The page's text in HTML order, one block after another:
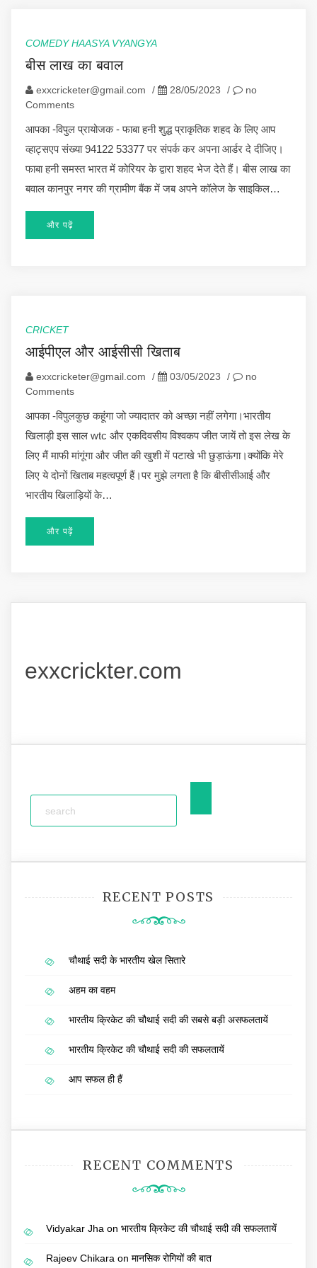
COMEDY HAASYA VYANGYA
बीस लाख का बवाल
exxcricketer@gmail.com / 28/05/2023 /
no
Comments
आपका -विपुल प्रायोजक - फाबा हनी शुद्ध प्राकृतिक शहद के लिए आप
व्हाट्सएप संख्या 94122 53377 पर संपर्क कर अपना आर्डर दे दीजिए।
फाबा हनी समस्त भारत में कोरियर के द्वारा शहद भेज देते हैं। बीस लाख का
बवाल कानपुर नगर की ग्रामीण बैंक में जब अपने कॉलेज के साइकिल…
और पढ़ें
CRICKET
आईपीएल और आईसीसी खिताब
exxcricketer@gmail.com / 03/05/2023 /
no
Comments
आपका -विपुलकुछ कहूंगा जो ज्यादातर को अच्छा नहीं लगेगा।भारतीय
खिलाड़ी इस साल wtc और एकदिवसीय विश्वकप जीत जायें तो इस लेख के
लिए मैं माफी मांगूंगा और जीत की खुशी में पटाखे भी छुड़ाऊंगा।क्योंकि मेरे
लिए ये दोनों खिताब महत्वपूर्ण हैं।पर मुझे लगता है कि बीसीसीआई और
भारतीय खिलाड़ियों के…
और पढ़ें
exxcrickter.com
RECENT POSTS
चौथाई सदी के भारतीय खेल सितारे
अहम का वहम
भारतीय क्रिकेट की चौथाई सदी की सबसे बड़ी असफलतायें
भारतीय क्रिकेट की चौथाई सदी की सफलतायें
आप सफल ही हैं
RECENT COMMENTS
Vidyakar Jha on भारतीय क्रिकेट की चौथाई सदी की सफलतायें
Rajeev Chikara on मानसिक रोगियों की बात